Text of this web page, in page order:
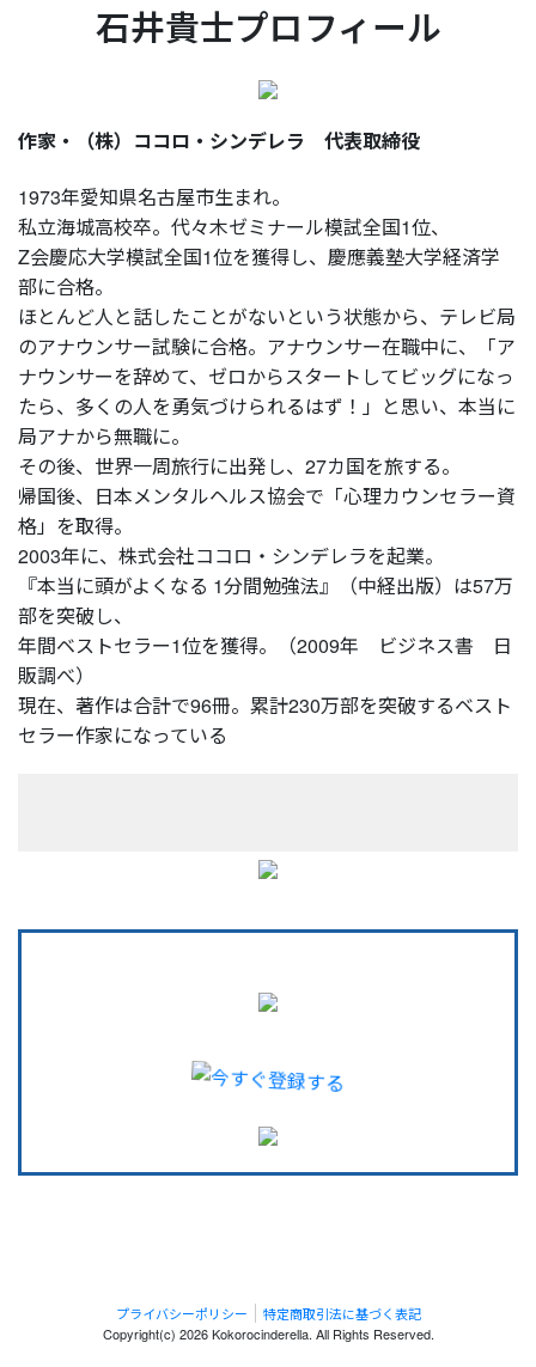
石井貴士プロフィール
作家・（株）ココロ・シンデレラ 代表取締役
1973年愛知県名古屋市生まれ。
私立海城高校卒。代々木ゼミナール模試全国1位、
Z会慶応大学模試全国1位を獲得し、慶應義塾大学経済学
部に合格。
ほとんど人と話したことがないという状態から、テレビ局
のアナウンサー試験に合格。アナウンサー在職中に、「ア
ナウンサーを辞めて、ゼロからスタートしてビッグになっ
たら、多くの人を勇気づけられるはず！」と思い、本当に
局アナから無職に。
その後、世界一周旅行に出発し、27カ国を旅する。
帰国後、日本メンタルヘルス協会で「心理カウンセラー資
格」を取得。
2003年に、株式会社ココロ・シンデレラを起業。
『本当に頭がよくなる 1分間勉強法』（中経出版）は57万
部を突破し、
年間ベストセラー1位を獲得。（2009年 ビジネス書 日
販調べ）
現在、著作は合計で96冊。累計230万部を突破するベスト
セラー作家になっている
プライバシーポリシー
特定商取引法に基づく表記
Copyright(c) 2026 Kokorocinderella. All Rights Reserved.